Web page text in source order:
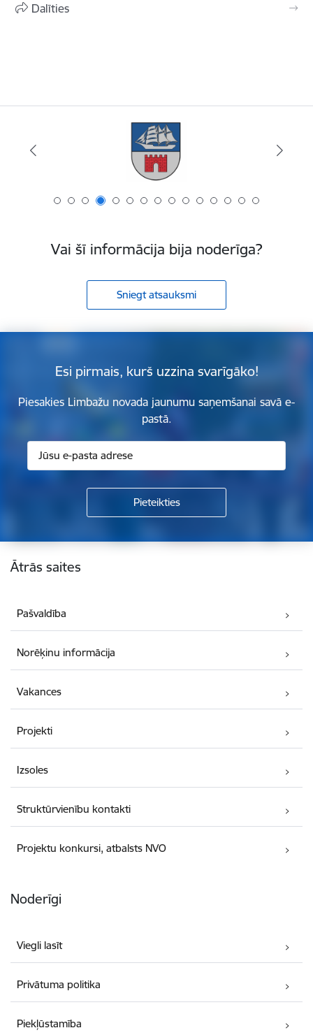
Dalīties
Vai šī informācija bija noderīga?
Sniegt atsauksmi
Esi pirmais, kurš uzzina svarīgāko!
Piesakies Limbažu novada jaunumu saņemšanai savā e-
pastā.
Kājene
Ātrās saites
Pašvaldība
Norēķinu informācija
Vakances
Projekti
Izsoles
Struktūrvienību kontakti
Projektu konkursi, atbalsts NVO
Noderīgi
Viegli lasīt
Privātuma politika
Piekļūstamība